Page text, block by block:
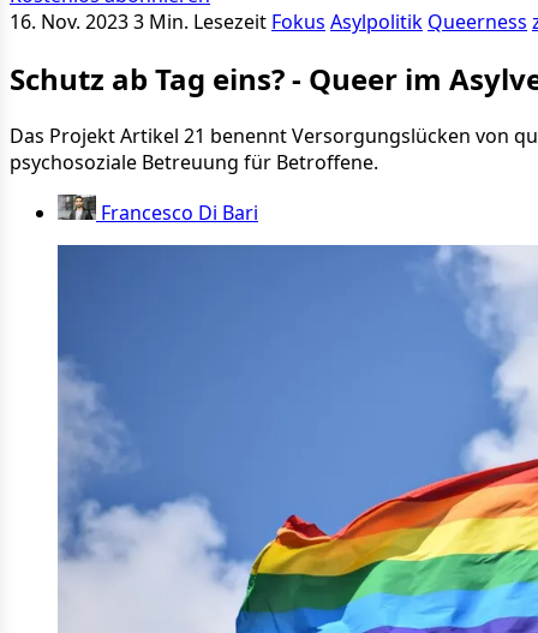
16. Nov. 20233 Min. Lesezeit Fokus Asylpolitik Queerness
Schutz ab Tag eins? - Queer im
Das Projekt Artikel 21 benennt Versorgungslücken von
psychosoziale Betreuung für Betroffene.
Francesco Di Bari